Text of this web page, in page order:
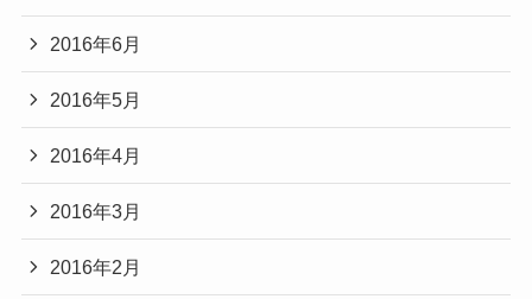
2016年6月
2016年5月
2016年4月
2016年3月
2016年2月